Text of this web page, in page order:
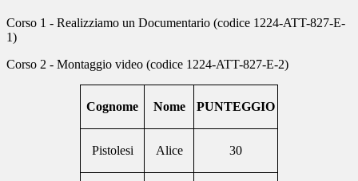
Corso 1 - Realizziamo un Documentario (codice 1224-ATT-827-E-
1)
Corso 2 - Montaggio video (codice 1224-ATT-827-E-2)
Cognome Nome PUNTEGGIO
Pistolesi Alice 30